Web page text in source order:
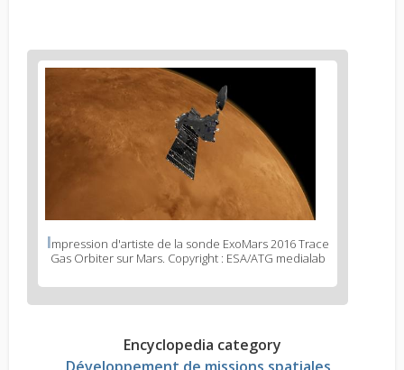
Impression d'artiste de la sonde ExoMars 2016 Trace
Gas Orbiter sur Mars. Copyright : ESA/ATG medialab
Encyclopedia category